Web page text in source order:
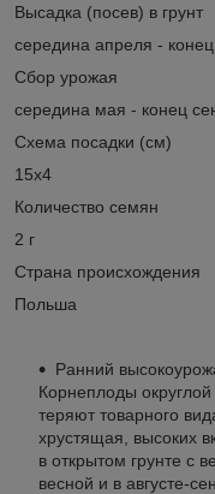
Высадка (посев) в грунт
середина апреля - конец
Сбор урожая
середина мая - конец
Схема посадки (см)
15х4
Количество семян
2 г
Страна происхождения
Польша
Ранний
Корнеплоды
теряют товарного
хрустящая, высоких
в открытом грунте с
весной и в августе-